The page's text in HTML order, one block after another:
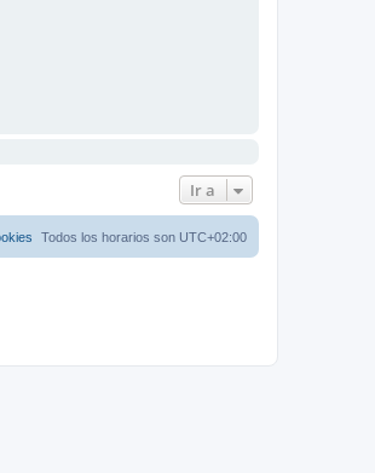
Ir a
Todos los horarios son UTC+02:00